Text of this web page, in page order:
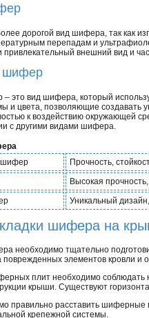
дорогой вид шифера, так как
перепадам и
привлекательный внешний вид и
шифер
это вид шифера, который
и цвета, позволяющие создавать
к воздействию окружающей
с другими видами шифера.
шифер
Прочность,
Высокая
Уникальный
шифера на
необходимо тщательно
элементов кровли и
плит необходимо соблюдать
крыши. Существуют
правильно расставить
крепежной системы.